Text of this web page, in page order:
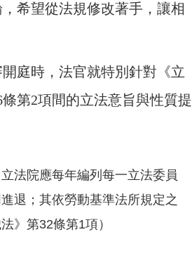
希望從法規修改著手，讓相
庭時，法官就特別針對《立
第2項間的立法意旨與性質提
法院應每年編列每一立法委員
退；其依勞動基準法所規定之
》第32條第1項）